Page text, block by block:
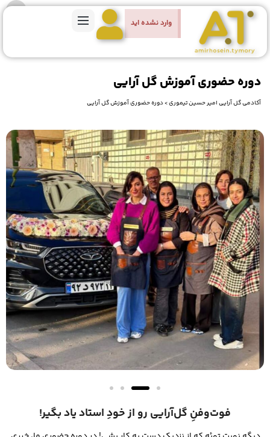
وارد نشده اید
دوره حضوری آموزش گل آرایی
آکادمی گل آرایی امیر حسین تیموری>دوره حضوری آموزش گل آرایی
فوت‌وفنِ گل‌آرایی رو از خودِ استاد یاد بگیر!